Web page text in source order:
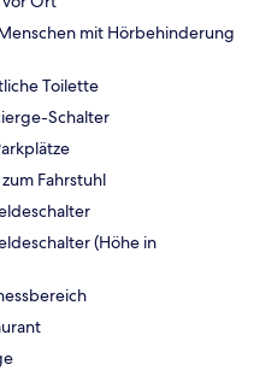
mit Hörbehinderung
Toilette
Schalter
Fahrstuhl
(Höhe in